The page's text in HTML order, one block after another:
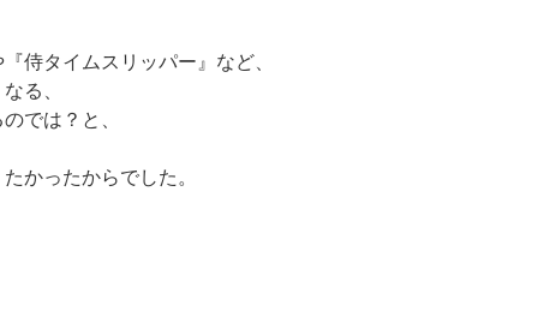
侍タイムスリッパー』など、
る、
では？と、
かったからでした。